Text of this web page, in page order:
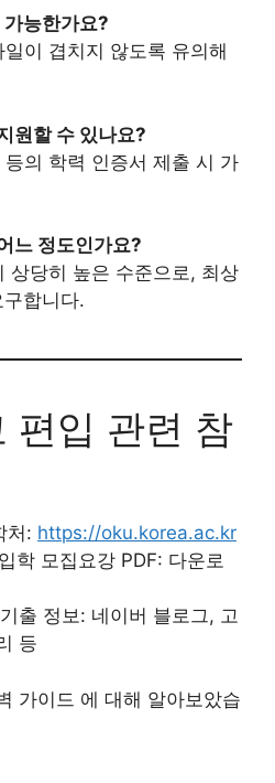
가능한가요?
이 겹치지 않도록 유의해
원할 수 있나요?
의 학력 인증서 제출 시 가
느 정도인가요?
상당히 높은 수준으로, 최상
합니다.
편입 관련 참
처: https://oku.korea.ac.kr
학 모집요강 PDF: 다운로
출 정보: 네이버 블로그, 고
등
가이드 에 대해 알아보았습